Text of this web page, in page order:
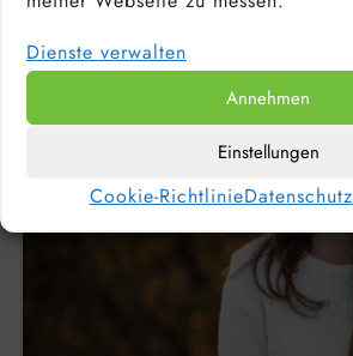
Dienste verwalten
Annehmen
Einstellungen
Cookie-RichtlinieDatenschutz